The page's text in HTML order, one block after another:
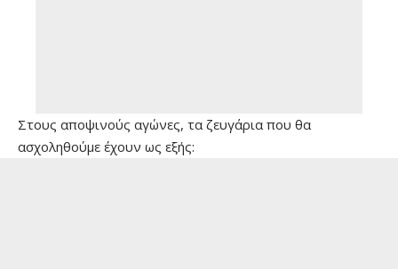
Στους αποψινούς αγώνες, τα ζευγάρια που θα
ασχοληθούμε έχουν ως εξής: